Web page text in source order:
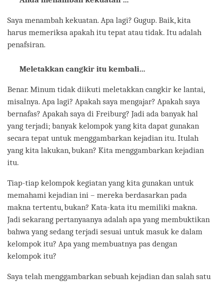
Saya menambah kekuatan. Apa lagi? Gugup. Baik, kita
harus memeriksa apakah itu tepat atau tidak. Itu adalah
penafsiran.
Meletakkan cangkir itu kembali…
Benar. Minum tidak diikuti meletakkan cangkir ke lantai,
misalnya. Apa lagi? Apakah saya mengajar? Apakah saya
bernafas? Apakah saya di Freiburg? Jadi ada banyak hal
yang terjadi; banyak kelompok yang kita dapat gunakan
secara tepat untuk menggambarkan kejadian itu. Itulah
yang kita lakukan, bukan? Kita menggambarkan kejadian
itu.
Tiap-tiap kelompok kegiatan yang kita gunakan untuk
memahami kejadian ini – mereka berdasarkan pada
makna tertentu, bukan? Kata-kata itu memiliki makna.
Jadi sekarang pertanyaanya adalah apa yang membuktikan
bahwa yang sedang terjadi sesuai untuk masuk ke dalam
kelompok itu? Apa yang membuatnya pas dengan
kelompok itu?
Saya telah menggambarkan sebuah kejadian dan salah satu